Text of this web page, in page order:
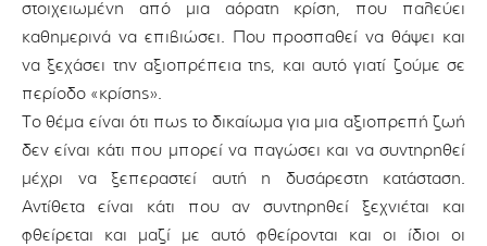
στοιχειωμένη από μια αόρατη κρίση, που παλεύει
καθημερινά να επιβιώσει. Που προσπαθεί να θάψει και
να ξεχάσει την αξιοπρέπεια της, και αυτό γιατί ζούμε σε
περίοδο «κρίσης».
Το θέμα είναι ότι πως το δικαίωμα για μια αξιοπρεπή ζωή
δεν είναι κάτι που μπορεί να παγώσει και να συντηρηθεί
μέχρι να ξεπεραστεί αυτή η δυσάρεστη κατάσταση.
Αντίθετα είναι κάτι που αν συντηρηθεί ξεχνιέται και
φθείρεται και μαζί με αυτό φθείρονται και οι ίδιοι οι